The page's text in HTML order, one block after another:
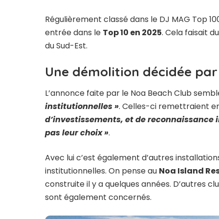
Régulièrement classé dans le DJ MAG Top
entrée dans le Top 10 en 2025. Cela faisait
du Sud-Est.
Une démolition décidée
L’annonce faite par le Noa Beach Club
institutionnelles ». Celles-ci remettraient
d’investissements, et de reconnaissance
pas leur choix ».
Avec lui c’est également d’autres
institutionnelles. On pense au Noa Island
construite il y a quelques années. D’autres
sont également concernés.